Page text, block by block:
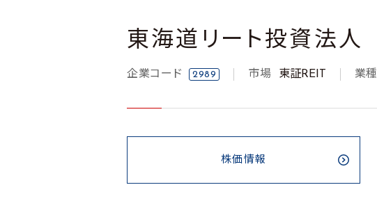
東海道リート投資法人
企業コード 2989 市場 東証REIT 業種
株価情報